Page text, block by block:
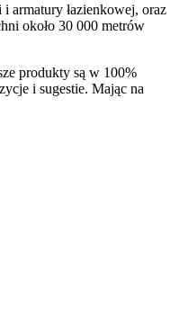
armatury łazienkowej, oraz
około 30 000 metrów
produkty są w 100%
i sugestie. Mając na